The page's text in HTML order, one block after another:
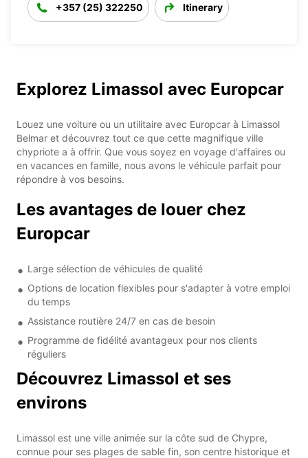
+357 (25) 322250 Itinerary
Explorez Limassol avec Europcar
Louez une voiture ou un utilitaire avec Europcar à Limassol
Belmar et découvrez tout ce que cette magnifique ville
chypriote a à offrir. Que vous soyez en voyage d'affaires ou
en vacances en famille, nous avons le véhicule parfait pour
répondre à vos besoins.
Les avantages de louer chez
Europcar
Large sélection de véhicules de qualité
Options de location flexibles pour s'adapter à votre emploi
du temps
Assistance routière 24/7 en cas de besoin
Programme de fidélité avantageux pour nos clients
réguliers
Découvrez Limassol et ses
environs
Limassol est une ville animée sur la côte sud de Chypre,
connue pour ses plages de sable fin, son centre historique et